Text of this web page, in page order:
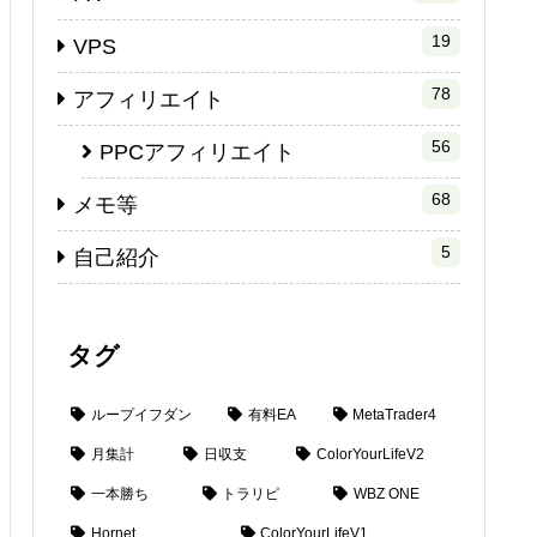
VPS 19
アフィリエイト 78
PPCアフィリエイト 56
メモ等 68
自己紹介 5
タグ
ループイフダン 有料EA MetaTrader4
月集計 日収支 ColorYourLifeV2
一本勝ち トラリピ WBZ ONE
Hornet ColorYourLifeV1